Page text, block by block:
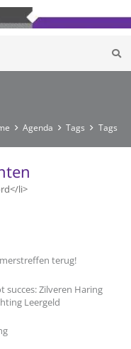
Agenda Tags Tags
li>
terug!
Zilveren Haring
Leergeld